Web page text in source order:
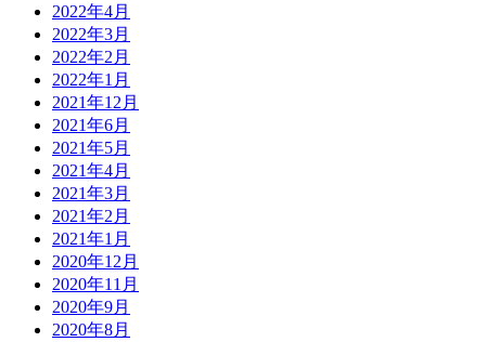
2022年4月
2022年3月
2022年2月
2022年1月
2021年12月
2021年6月
2021年5月
2021年4月
2021年3月
2021年2月
2021年1月
2020年12月
2020年11月
2020年9月
2020年8月